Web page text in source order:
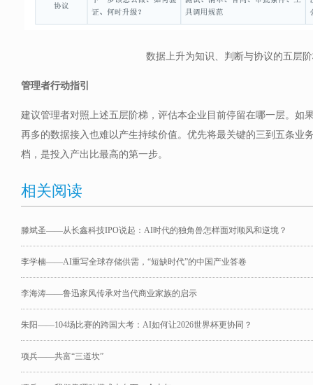
数据上升为知识、判断与协议的五层
管理者行动指引
建议管理者对照上述五层阶梯，评估本企业目前停留在哪一层。如
再多的数据接入也难以产生持续价值。优先将最关键的三到五条业
档，是投入产出比最高的第一步。
相关阅读
滕斌圣——从长鑫科技IPO说起：AI时代的独角兽怎样面对顺风和逆境？
李学楠——AI重写全球存储供需，“短缺时代”的中国产业答卷
李海涛——鲁迅家风传承对当代商业家族的启示
朱阳——104场比赛的跨国大考：AI如何让2026世界杯更协同？
项兵——共富“三道坎”